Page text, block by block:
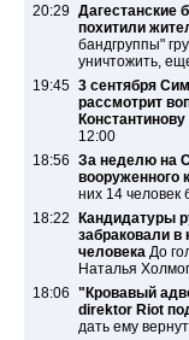
20:29 Дагестанские
похитили
бандгруппы"
уничтожить,
19:45 3 сентября
рассмотрит
Константинову
12:00
18:56 За неделю на
вооруженного
них 14 человек
18:22
Кандидатуры
забраковали в
человека До
Наталья
18:06 "Кровавый
direktor Riot
дать ему